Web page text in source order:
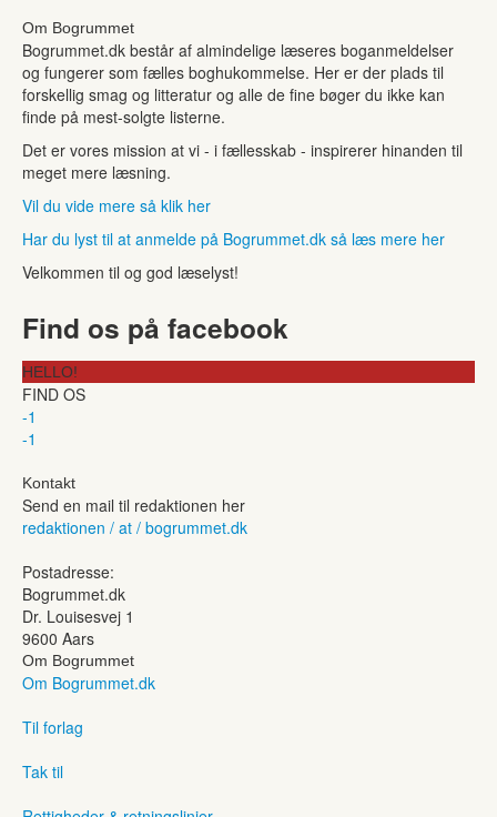
Om Bogrummet
Bogrummet.dk består af almindelige læseres boganmeldelser
og fungerer som fælles boghukommelse. Her er der plads til
forskellig smag og litteratur og alle de fine bøger du ikke kan
finde på mest-solgte listerne.
Det er vores mission at vi - i fællesskab - inspirerer hinanden til
meget mere læsning.
Vil du vide mere så klik her
Har du lyst til at anmelde på Bogrummet.dk så læs mere her
Velkommen til og god læselyst!
Find os på facebook
HELLO!
FIND OS
-1
-1
Kontakt
Send en mail til redaktionen her
redaktionen / at / bogrummet.dk
Postadresse:
Bogrummet.dk
Dr. Louisesvej 1
9600 Aars
Om Bogrummet
Om Bogrummet.dk
Til forlag
Tak til